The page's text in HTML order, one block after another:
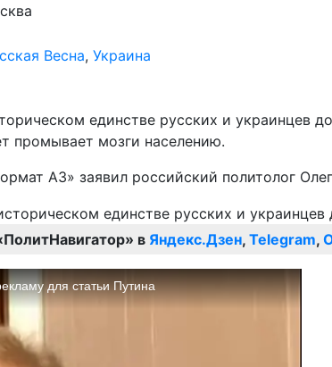
Весна, Украина
единстве русских и украинцев
промывает мозги населению.
А3» заявил российский политолог
в Яндекс.Дзен, Telegram,